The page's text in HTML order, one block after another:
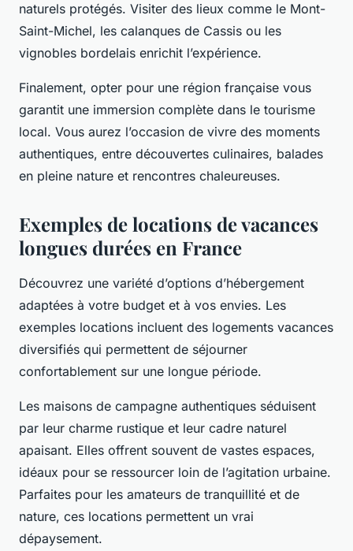
naturels protégés. Visiter des lieux comme le Mont-
Saint-Michel, les calanques de Cassis ou les
vignobles bordelais enrichit l’expérience.
Finalement, opter pour une région française vous
garantit une immersion complète dans le tourisme
local. Vous aurez l’occasion de vivre des moments
authentiques, entre découvertes culinaires, balades
en pleine nature et rencontres chaleureuses.
Exemples de locations de vacances
longues durées en France
Découvrez une variété d’options d’hébergement
adaptées à votre budget et à vos envies. Les
exemples locations incluent des logements vacances
diversifiés qui permettent de séjourner
confortablement sur une longue période.
Les maisons de campagne authentiques séduisent
par leur charme rustique et leur cadre naturel
apaisant. Elles offrent souvent de vastes espaces,
idéaux pour se ressourcer loin de l’agitation urbaine.
Parfaites pour les amateurs de tranquillité et de
nature, ces locations permettent un vrai
dépaysement.